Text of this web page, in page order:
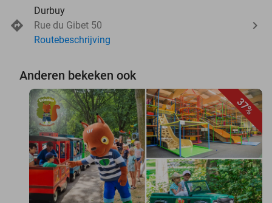
Durbuy
Rue du Gibet 50
Routebeschrijving
Anderen bekeken ook
37%